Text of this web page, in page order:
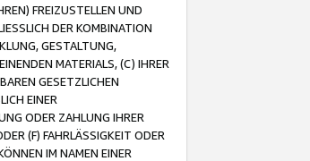
FREIZUSTELLEN UND
DER KOMBINATION
GESTALTUNG,
MATERIALS, (C) IHRER
GESETZLICHEN
EINER
ODER ZAHLUNG IHRER
(F) FAHRLÄSSIGKEIT ODER
IM NAMEN EINER